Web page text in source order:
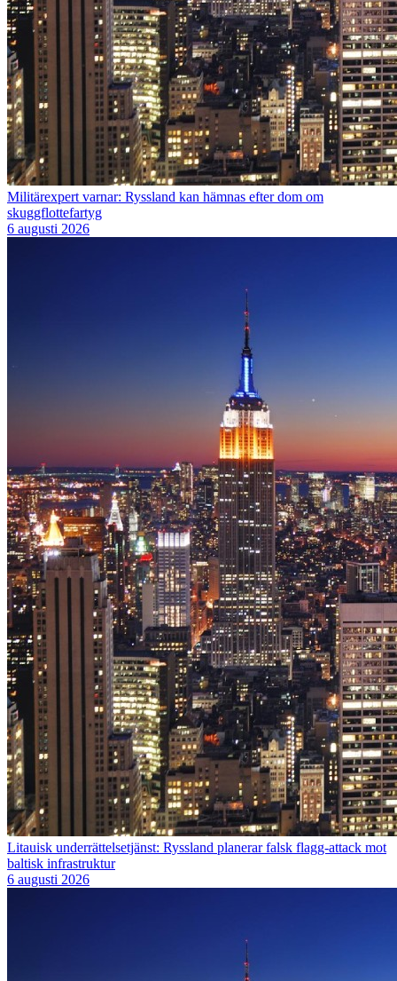
Militärexpert varnar: Ryssland kan hämnas efter dom om
skuggflottefartyg
6 augusti 2026
Litauisk underrättelsetjänst: Ryssland planerar falsk flagg-attack mot
baltisk infrastruktur
6 augusti 2026